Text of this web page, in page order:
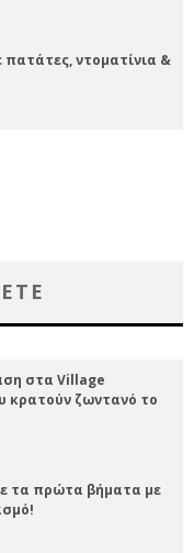
ντοματίνια &
στα Village
κρατούν ζωντανό το
τα πρώτα βήματα με